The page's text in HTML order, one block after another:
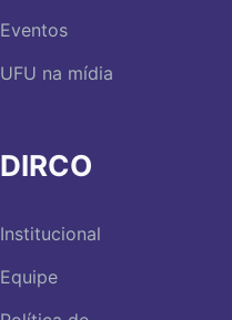
Eventos
UFU na mídia
DIRCO
Institucional
Equipe